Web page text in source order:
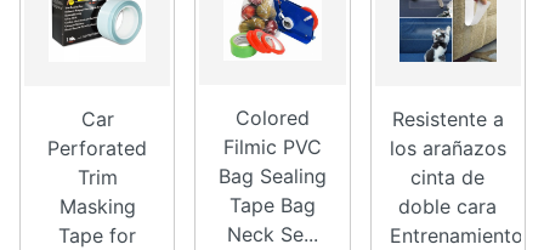
Car
Perforated
Trim
Masking
Tape for
Colored
Filmic PVC
Bag Sealing
Tape Bag
Neck Se...
Resistente a
los arañazos
cinta de
doble cara
Entrenamiento